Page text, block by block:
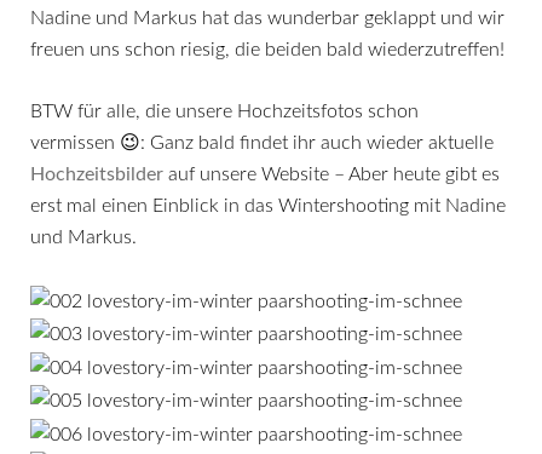
Nadine und Markus hat das wunderbar geklappt und wir
freuen uns schon riesig, die beiden bald wiederzutreffen!
BTW für alle, die unsere Hochzeitsfotos schon
vermissen 😉: Ganz bald findet ihr auch wieder aktuelle
Hochzeitsbilder auf unsere Website – Aber heute gibt es
erst mal einen Einblick in das Wintershooting mit Nadine
und Markus.